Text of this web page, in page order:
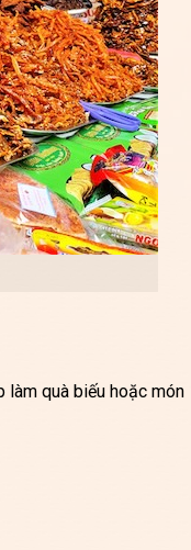
làm quà biếu hoặc món